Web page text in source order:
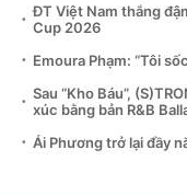
ĐT Việt Nam thắng
Cup 2026
Emoura Phạm: “Tôi
Sau “Kho Báu”,
xúc bằng bản R&B
Ái Phương trở lại đầy